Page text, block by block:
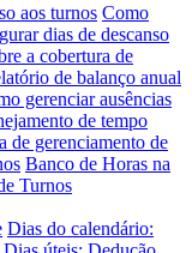
aos turnos Como
dias de descanso
a cobertura de
de balanço anual
gerenciar ausências
de tempo
de gerenciamento de
Banco de Horas na
Turnos
Dias do calendário: